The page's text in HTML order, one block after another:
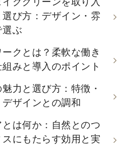
び方：デザイン・雰
選ぶ
クとは？柔軟な働き
みと導入のポイント
力と選び方：特徴・
ザインとの調和
は何か：自然とのつ
にもたらす効用と実